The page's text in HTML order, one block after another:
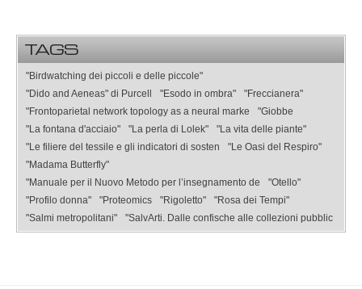
TAGS
"Birdwatching dei piccoli e delle piccole"
"Dido and Aeneas" di Purcell
"Esodo in ombra"
"Freccianera"
"Frontoparietal network topology as a neural marke
"Giobbe
"La fontana d'acciaio"
"La perla di Lolek"
"La vita delle piante"
"Le filiere del tessile e gli indicatori di sosten
"Le Oasi del Respiro"
"Madama Butterfly"
"Manuale per il Nuovo Metodo per l’insegnamento de
"Otello"
"Profilo donna"
"Proteomics "Rigoletto"
"Rosa dei Tempi"
"Salmi metropolitani"
"SalvArti. Dalle confische alle collezioni pubblic